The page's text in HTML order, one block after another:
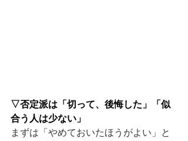
▽否定派は「切って、後悔した」「似
合う人は少ない」
まずは「やめておいたほうがよい」と